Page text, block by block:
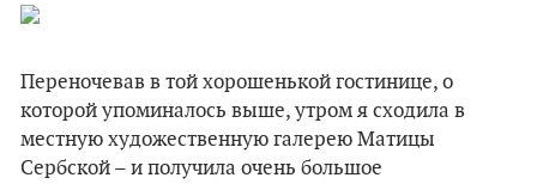
Переночевав в той хорошенькой гостинице, о
которой упоминалось выше, утром я сходила в
местную художественную галерею Матицы
Сербской – и получила очень большое